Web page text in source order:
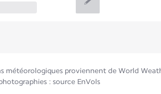
météorologiques proviennent de World
: source EnVols